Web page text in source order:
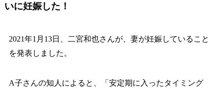
いに妊娠した！
2021年1月13日、二宮和也さんが、妻が妊娠していること
を発表しました。
A子さんの知人によると、「安定期に入ったタイミング